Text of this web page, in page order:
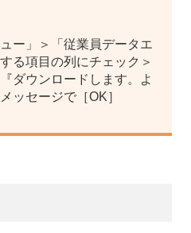
ー」＞「従業員データエ
る項目の列にチェック＞
ダウンロードします。よ
ッセージで［OK］